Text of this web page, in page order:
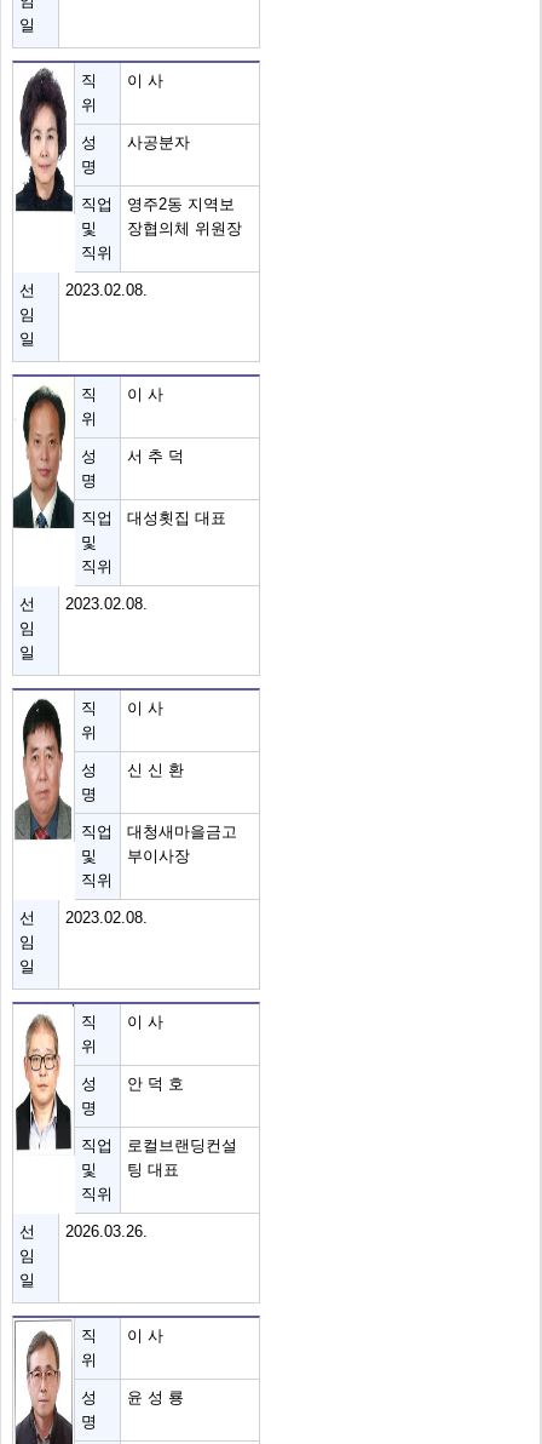
일
직
위
이 사
성
명
사공분자
직업
및
직위
영주2동 지역보
장협의체 위원장
선
임
일
2023.02.08.
직
위
이 사
성
명
서 추 덕
직업
및
직위
대성횟집 대표
선
임
일
2023.02.08.
직
위
이 사
성
명
신 신 환
직업
및
직위
대청새마을금고
부이사장
선
임
일
2023.02.08.
직
위
이 사
성
명
안 덕 호
직업
및
직위
로컬브랜딩컨설
팅 대표
선
임
일
2026.03.26.
직
위
이 사
성
명
윤 성 룡